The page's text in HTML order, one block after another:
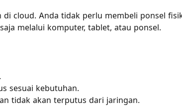
cloud. Anda tidak perlu membeli ponsel
melalui komputer, tablet, atau ponsel.
sesuai kebutuhan.
tidak akan terputus dari jaringan.